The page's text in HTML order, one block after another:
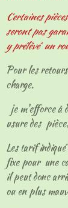
Certaines
seront pas
y prélèvé un
Pour les
charge.
je m'efforce à
usure des
Les tarif
fixe pour une
il peut donc
ou en plus